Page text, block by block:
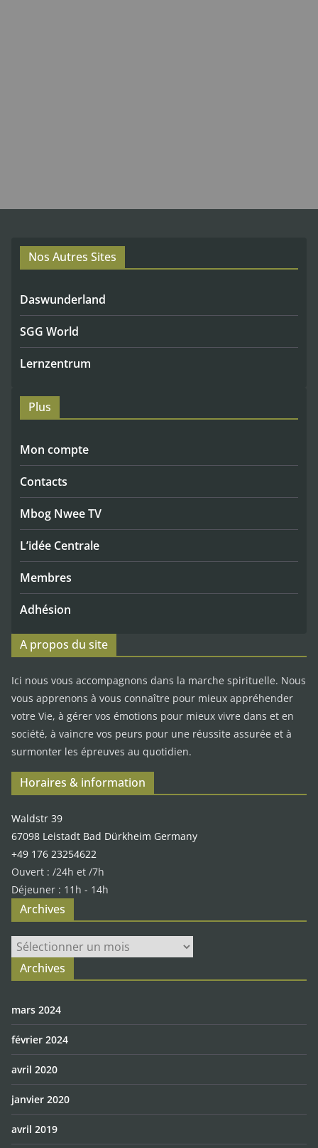
Nos Autres Sites
Daswunderland
SGG World
Lernzentrum
Plus
Mon compte
Contacts
Mbog Nwee TV
L’idée Centrale
Membres
Adhésion
A propos du site
Ici nous vous accompagnons dans la marche spirituelle. Nous
vous apprenons à vous connaître pour mieux appréhender
votre Vie, à gérer vos émotions pour mieux vivre dans et en
société, à vaincre vos peurs pour une réussite assurée et à
surmonter les épreuves au quotidien.
Horaires & information
Waldstr 39
67098 Leistadt Bad Dürkheim Germany
+49 176 23254622
Ouvert : /24h et /7h
Déjeuner : 11h - 14h
Archives
Archives
Archives
mars 2024
février 2024
avril 2020
janvier 2020
avril 2019